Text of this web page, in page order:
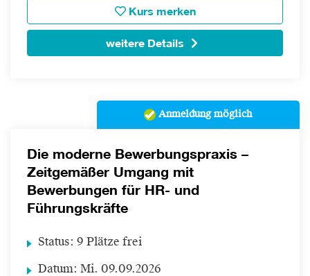
Kurs merken
weitere Details
Anmeldung möglich
Die moderne Bewerbungspraxis –
Zeitgemäßer Umgang mit
Bewerbungen für HR- und
Führungskräfte
Status: 9 Plätze frei
Datum: Mi. 09.09.2026